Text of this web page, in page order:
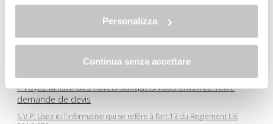
Allo stesso link trovi la nostra informativa estesa sui
Personalizza
Continua senza accettare
promotionnelles de Riccione Bike Hotels Consortium
de tous sesmembres actuels et futurs.
via les liens de désinscription.
» Voyez la liste des hôtels auxquels vous enverrez votre
demande de devis
S.V.P. Lisez ici l’informative qui se refére à l’art.13 du Reglement UE